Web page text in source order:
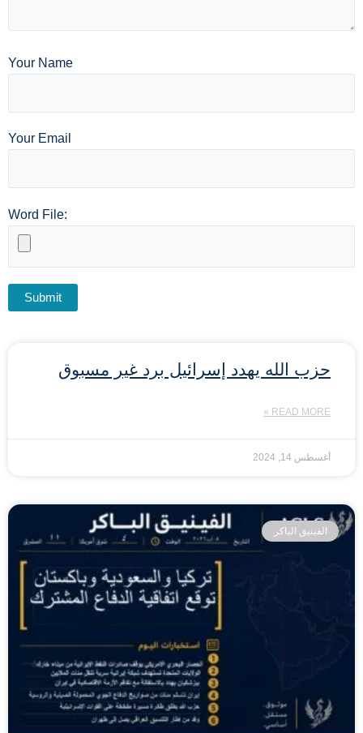
Your Name
Your Email
Word File:
حزب الله يهدد إسرائيل برد غير مسبوق
READ MORE »
أغسطس 14, 2024
الفينيق الباكر